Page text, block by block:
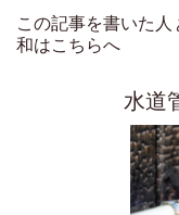
この記事を書いた
和はこちらへ
水道